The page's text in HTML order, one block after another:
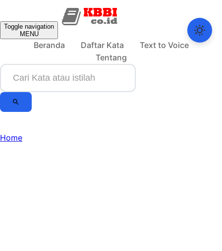
Toggle navigation
MENU
Beranda Daftar Kata
Text to Voice
Tentang
Home